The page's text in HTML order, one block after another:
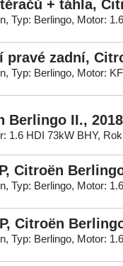
+ táhla,
Typ: Berlingo, Motor:
pravé zadní,
Typ: Berlingo, Motor:
Berlingo II., 2018
1.6 HDI 73kW BHY,
Citroën
Typ: Berlingo, Motor:
Citroën
Typ: Berlingo, Motor: